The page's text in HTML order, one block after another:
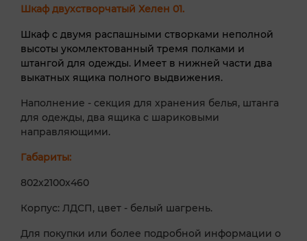
Шкаф двухстворчатый Хелен 01.
Шкаф с двумя распашными створками неполной
высоты укомлектованный тремя полками и
штангой для одежды. Имеет в нижней части два
выкатных ящика полного выдвижения.
Наполнение - секция для хранения белья, штанга
для одежды, два ящика с шариковыми
направляющими.
Габариты:
802х2100х460
Корпус: ЛДСП, цвет - белый шагрень.
Для покупки или более подробной информации о